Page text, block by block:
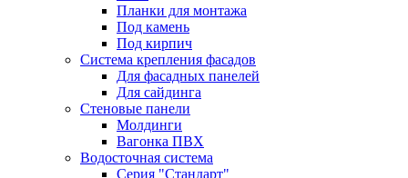
Планки для монтажа
Под камень
Под кирпич
Система крепления фасадов
Для фасадных панелей
Для сайдинга
Стеновые панели
Молдинги
Вагонка ПВХ
Водосточная система
Серия "Стандарт"